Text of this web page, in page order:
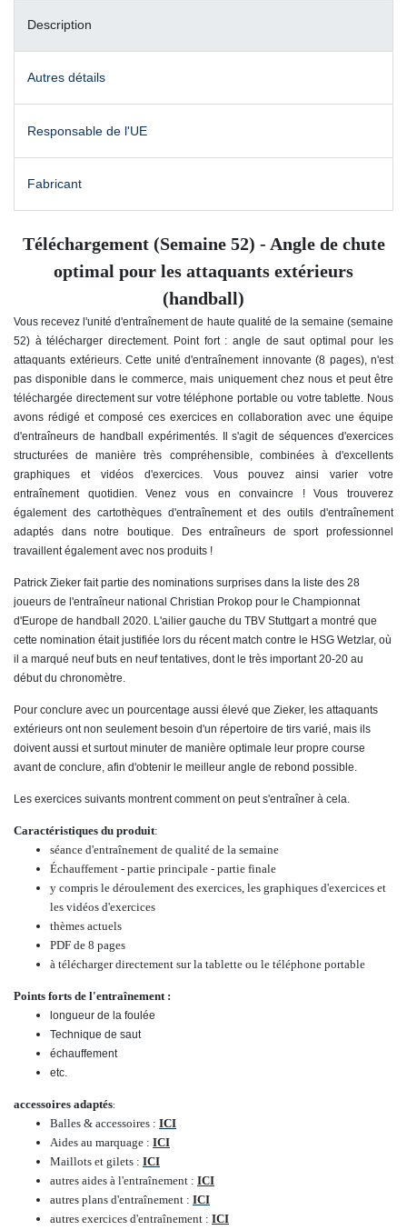
Description
Autres détails
Responsable de l'UE
Fabricant
Téléchargement (Semaine 52) - Angle de chute
optimal pour les attaquants extérieurs
(handball)
Vous recevez l'unité d'entraînement de haute qualité de la semaine (semaine
52) à télécharger directement. Point fort : angle de saut optimal pour les
attaquants extérieurs. Cette unité d'entraînement innovante (8 pages), n'est
pas disponible dans le commerce, mais uniquement chez nous et peut être
téléchargée directement sur votre téléphone portable ou votre tablette. Nous
avons rédigé et composé ces exercices en collaboration avec une équipe
d'entraîneurs de handball expérimentés. Il s'agit de séquences d'exercices
structurées de manière très compréhensible, combinées à d'excellents
graphiques et vidéos d'exercices. Vous pouvez ainsi varier votre
entraînement quotidien. Venez vous en convaincre ! Vous trouverez
également des cartothèques d'entraînement et des outils d'entraînement
adaptés dans notre boutique. Des entraîneurs de sport professionnel
travaillent également avec nos produits !
Patrick Zieker fait partie des nominations surprises dans la liste des 28
joueurs de l'entraîneur national Christian Prokop pour le Championnat
d'Europe de handball 2020. L'ailier gauche du TBV Stuttgart a montré que
cette nomination était justifiée lors du récent match contre le HSG Wetzlar, où
il a marqué neuf buts en neuf tentatives, dont le très important 20-20 au
début du chronomètre.
Pour conclure avec un pourcentage aussi élevé que Zieker, les attaquants
extérieurs ont non seulement besoin d'un répertoire de tirs varié, mais ils
doivent aussi et surtout minuter de manière optimale leur propre course
avant de conclure, afin d'obtenir le meilleur angle de rebond possible.
Les exercices suivants montrent comment on peut s'entraîner à cela.
Caractéristiques du produit:
séance d'entraînement de qualité de la semaine
Échauffement - partie principale - partie finale
y compris le déroulement des exercices, les graphiques d'exercices et
les vidéos d'exercices
thèmes actuels
PDF de 8 pages
à télécharger directement sur la tablette ou le téléphone portable
Points forts de l'entraînement :
longueur de la foulée
Technique de saut
échauffement
etc.
accessoires adaptés:
Balles & accessoires : ICI
Aides au marquage : ICI
Maillots et gilets : ICI
autres aides à l'entraînement : ICI
autres plans d'entraînement : ICI
autres exercices d'entraînement : ICI